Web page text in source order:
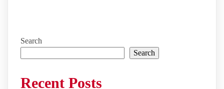
Search
Search
Recent Posts